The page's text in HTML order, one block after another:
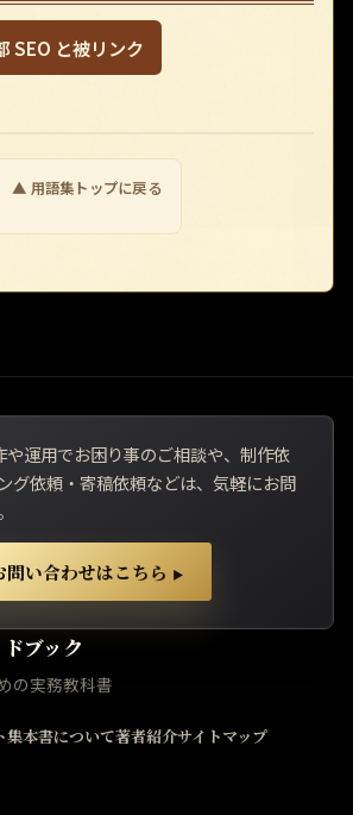
SEO と被リンク
▲ 用語集トップに戻る
ブック
の実務教科書
集本書について著者紹介サイトマップ
や運用でお困り事のご相談や、制作依
グ依頼・寄稿依頼などは、気軽にお問
問い合わせはこちら ▶